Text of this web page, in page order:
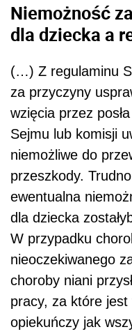
Niemożność
dla dziecka a
(…) Z regulaminu
za przyczyny
wzięcia przez
Sejmu lub komisji
niemożliwe do
przeszkody.
ewentualna
dla dziecka
W przypadku
nieoczekiwanego
choroby niani
pracy, za które jest
opiekuńczy jak